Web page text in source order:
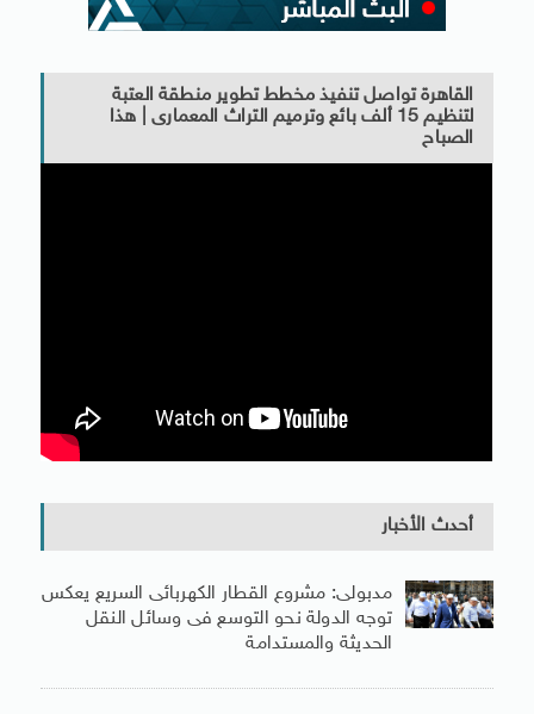
القاهرة تواصل تنفيذ مخطط تطوير منطقة العتبة
لتنظيم 15 ألف بائع وترميم التراث المعمارى | هذا
الصباح
أحدث الأخبار
مدبولى: مشروع القطار الكهربائى السريع يعكس
توجه الدولة نحو التوسع فى وسائل النقل
الحديثة والمستدامة